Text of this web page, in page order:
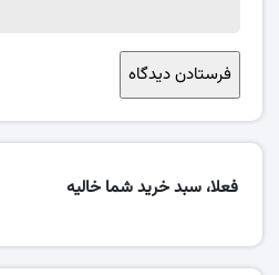
فعلا، سبد خرید شما خالیه